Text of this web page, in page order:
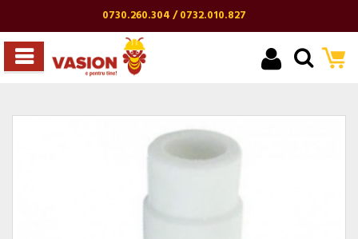
0730.260.304 / 0732.010.827